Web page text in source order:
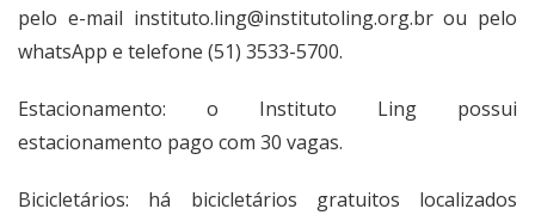
pelo e-mail instituto.ling@institutoling.org.brou pelo
whatsApp e telefone (51) 3533-5700.
Estacionamento: o Instituto Ling possui
estacionamento pago com 30 vagas.
Bicicletários: há bicicletários gratuitos localizados